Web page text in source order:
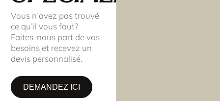
Vous n’avez pas trouvé
ce qu’il vous faut?
Faites-nous part de vos
besoins et recevez un
devis personnalisé.
DEMANDEZ ICI